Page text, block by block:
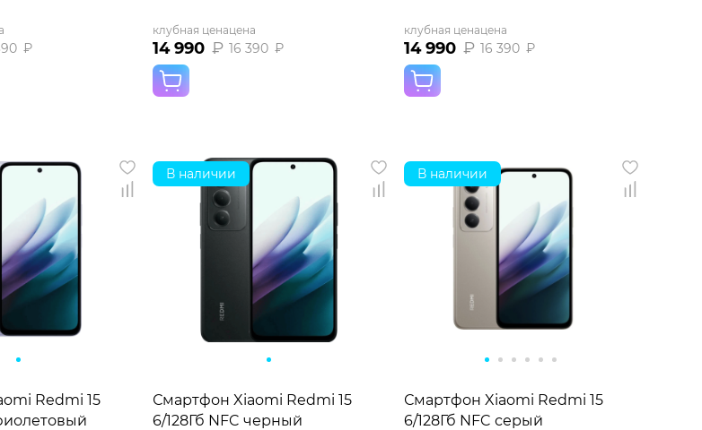
₽
клубная цена
14 990 ₽
цена
16 390 ₽
клубная цена
14 990 ₽
цена
16 390 ₽
Redmi 15
В наличии
Смартфон Xiaomi Redmi 15
6/128Гб NFC черный
В наличии
Смартфон Xiaomi Redmi 15
6/128Гб NFC серый